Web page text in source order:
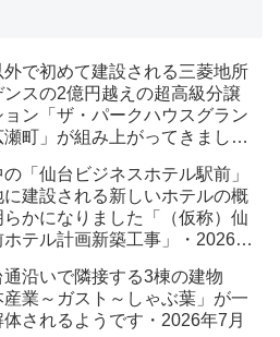
外で初めて建設される三菱地所
ンスの2億円越えの超高級分譲
ョン「ザ・パークハウスグラン
瀬町」が組み上がってきまし
「仙台ビジネスホテル駅前」
に建設される新しいホテルの概
らかになりました「（仮称）仙
ホテル計画新築工事」・2026年
通沿いで隣接する3棟の建物
産業～ガスト～しゃぶ葉」が一
体されるようです・2026年7月